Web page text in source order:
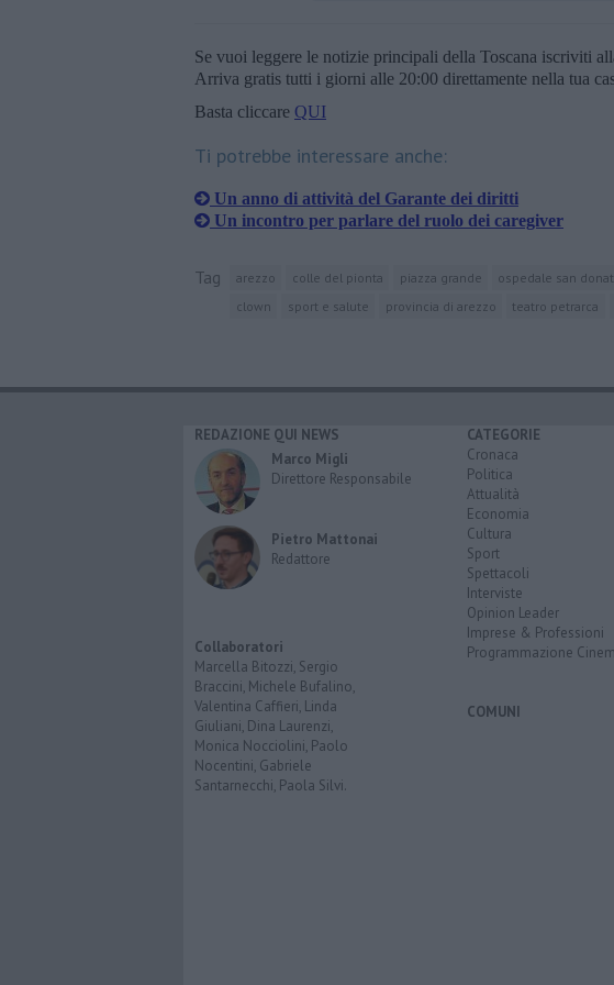
Se vuoi leggere le notizie principali della Toscana iscriviti
Arriva gratis tutti i giorni alle 20:00 direttamente nella tua
Basta cliccare QUI
Ti potrebbe interessare anche:
​Un anno di attività del Garante dei diritti
Un incontro per parlare del ruolo dei caregiver
Tag arezzo colle del pionta piazza grande ospedale san
clown
sport e salute provincia di arezzo teatro petrarca
REDAZIONE QUI NEWS
Marco Migli
Direttore Responsabile
Pietro Mattonai
Redattore
Collaboratori
Marcella Bitozzi, Sergio
Braccini, Michele Bufalino,
Valentina Caffieri, Linda
Giuliani, Dina Laurenzi,
Monica Nocciolini, Paolo
Nocentini, Gabriele
Santarnecchi, Paola Silvi.
CATEGORIE
Cronaca
Politica
Attualità
Economia
Cultura
Sport
Spettacoli
Interviste
Opinion Leader
Imprese & Professioni
Programmazione
COMUNI